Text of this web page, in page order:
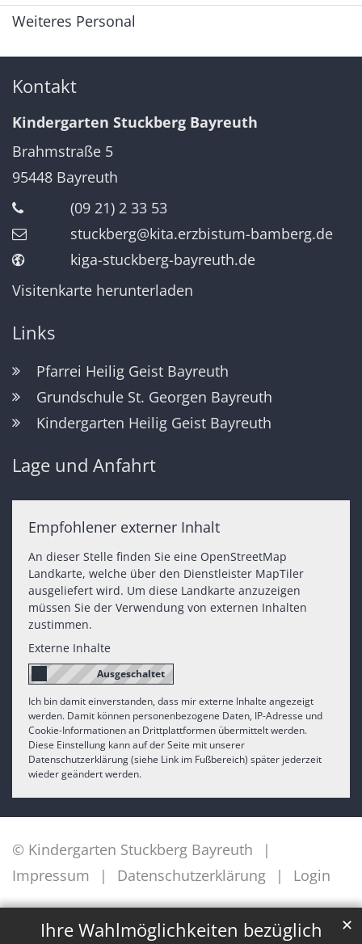
Ihre Wahlmöglichkeiten bezüglich
✕
Weiteres Personal
Kontakt
Kindergarten Stuckberg Bayreuth
Brahmstraße 5
95448 Bayreuth
(09 21) 2 33 53
stuckberg@kita.erzbistum-bamberg.de
kiga-stuckberg-bayreuth.de
Visitenkarte herunterladen
Links
Pfarrei Heilig Geist Bayreuth
Grundschule St. Georgen Bayreuth
Kindergarten Heilig Geist Bayreuth
Lage und Anfahrt
Empfohlener externer Inhalt
An dieser Stelle finden Sie eine OpenStreetMap
Landkarte, welche über den Dienstleister MapTiler
ausgeliefert wird. Um diese Landkarte anzuzeigen
müssen Sie der Verwendung von externen Inhalten
zustimmen.
Externe Inhalte
Ich bin damit einverstanden, dass mir externe Inhalte angezeigt
werden. Damit können personenbezogene Daten, IP-Adresse und
Cookie-Informationen an Drittplattformen übermittelt werden.
Diese Einstellung kann auf der Seite mit unserer
Datenschutzerklärung (siehe Link im Fußbereich) später jederzeit
wieder geändert werden.
© Kindergarten Stuckberg Bayreuth
Impressum
Datenschutzerklärung Login